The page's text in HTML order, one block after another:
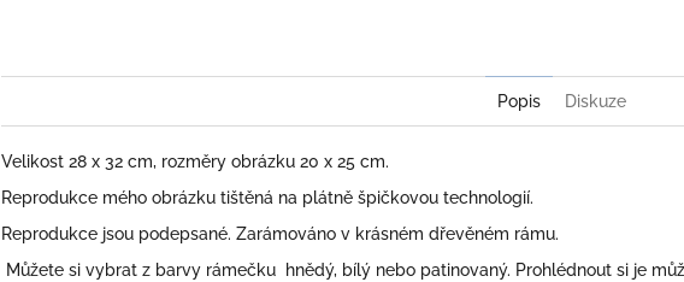
Popis Diskuze
Velikost 28 x 32 cm, rozměry obrázku 20 x 25 cm.
Reprodukce mého obrázku tištěná na plátně špičkovou technologií.
Reprodukce jsou podepsané. Zarámováno v krásném dřevěném rámu.
Můžete si vybrat z barvy rámečku hnědý, bílý nebo patinovaný. Prohlédnout si je